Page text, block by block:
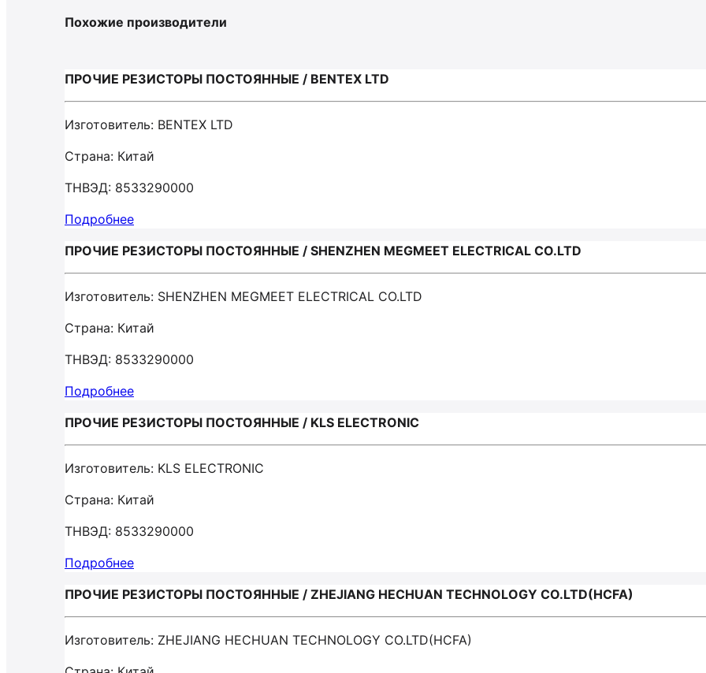
Похожие производители
ПРОЧИЕ РЕЗИСТОРЫ ПОСТОЯННЫЕ / BENTEX LTD
Изготовитель: BENTEX LTD
Страна: Китай
ТНВЭД: 8533290000
Подробнее
ПРОЧИЕ РЕЗИСТОРЫ ПОСТОЯННЫЕ / SHENZHEN MEGMEET ELECTRICAL CO.LTD
Изготовитель: SHENZHEN MEGMEET ELECTRICAL CO.LTD
Страна: Китай
ТНВЭД: 8533290000
Подробнее
ПРОЧИЕ РЕЗИСТОРЫ ПОСТОЯННЫЕ / KLS ELECTRONIC
Изготовитель: KLS ELECTRONIC
Страна: Китай
ТНВЭД: 8533290000
Подробнее
ПРОЧИЕ РЕЗИСТОРЫ ПОСТОЯННЫЕ / ZHEJIANG HECHUAN TECHNOLOGY CO.LTD(HCFA)
Изготовитель: ZHEJIANG HECHUAN TECHNOLOGY CO.LTD(HCFA)